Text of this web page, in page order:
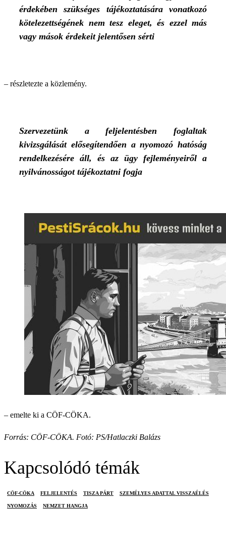
érdekében szükséges tájékoztatására vonatkozó
kötelezettségének nem tesz eleget, és ezzel más
vagy mások érdekeit jelentősen sérti
– részletezte a közlemény.
Szervezetünk a feljelentésben foglaltak
kivizsgálását elősegítendően a nyomozó hatóság
rendelkezésére áll, és az ügy fejleményeiről a
nyilvánosságot tájékoztatni fogja
– emelte ki a CÖF-CÖKA.
Forrás: CÖF-CÖKA. Fotó: PS/Hatlaczki Balázs
Kapcsolódó témák
CÖF-CÖKA FELJELENTÉS TISZA PÁRT SZEMÉLYES ADATTAL VISSZAÉLÉS
NYOMOZÁS NEMZET HANGJA